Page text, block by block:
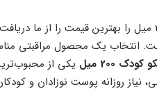
خرید لوسیون چیکو کودک 200 میل را بهترین
انتخاب یک محصول مراقبتی
200 میل
یکی از
نیاز روزانه پوست نوزادان و